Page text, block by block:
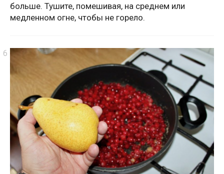
больше. Тушите, помешивая, на среднем или
медленном огне, чтобы не горело.